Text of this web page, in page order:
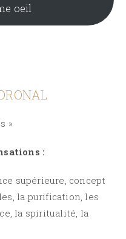
oeil
»
:
supérieure, concept
la purification, les
la spiritualité, la